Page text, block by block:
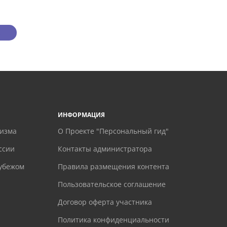
ИНФОРМАЦИЯ
О Проекте "Персональный гид"
Контакты администратора
Правила размещения контента
Пользовательское соглашение
Договор оферта участника
Политика конфиденциальности